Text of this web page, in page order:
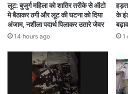
स्टॉक उपलब्ध है। रायपुर और
कुछ पेट्रोल पंप अस्थायी रूप से
वहां भी जल्द सप्लाई पहुंचाने के
सरकार ने लोगों से अपील की है
दें और जरूरत से ज्यादा
लूट: बुजुर्ग महिला को शातिर तरीके से ऑटो
मे बैठाकर ठगी और लूट की घटना को दिया
अंजाम, नशीला पदार्थ पिलाकर उतारे जेवर
14 hours ago
के
1